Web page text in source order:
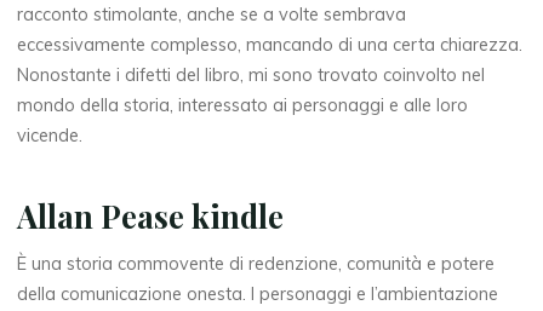
r
e
i
l
racconto stimolante, anche se a volte sembrava
eccessivamente complesso, mancando di una certa chiarezza.
Nonostante i difetti del libro, mi sono trovato coinvolto nel
mondo della storia, interessato ai personaggi e alle loro
vicende.
Allan Pease kindle
È una storia commovente di redenzione, comunità e potere
della comunicazione onesta. I personaggi e l’ambientazione